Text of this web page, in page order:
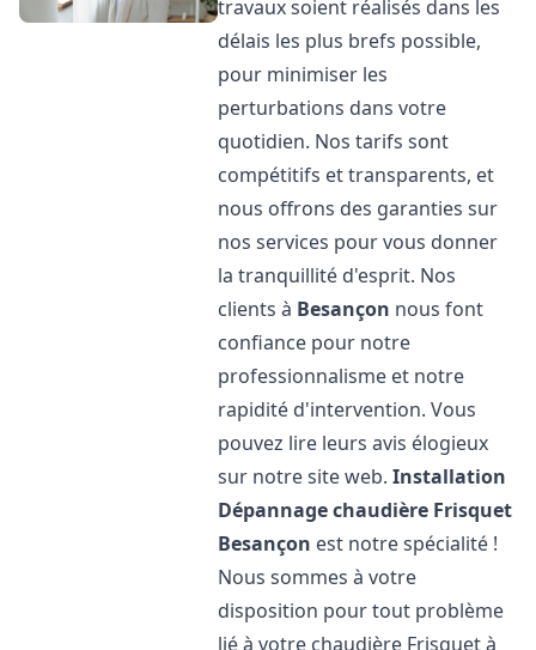
travaux soient réalisés dans les
délais les plus brefs possible,
pour minimiser les
perturbations dans votre
quotidien. Nos tarifs sont
compétitifs et transparents, et
nous offrons des garanties sur
nos services pour vous donner
la tranquillité d'esprit. Nos
clients à Besançon nous font
confiance pour notre
professionnalisme et notre
rapidité d'intervention. Vous
pouvez lire leurs avis élogieux
sur notre site web.Installation
Dépannage chaudière Frisquet
Besançon est notre spécialité !
Nous sommes à votre
disposition pour tout problème
lié à votre chaudière Frisquet à